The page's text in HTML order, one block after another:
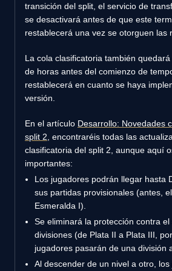
transición del split, el servicio de
se desactivará antes de que este
restablecerá una vez se otorguen las
La cola clasificatoria también
de horas antes del comienzo de
restablecerá en cuanto se haya
versión.
En el artículo Desarrollo: Novedades
split 2 , encontraréis todas las
clasificatoria del split 2, aunque aquí
importantes:
Los jugadores podrán llegar hasta
sus partidas provisionales (antes,
Esmeralda I).
Se eliminará la protección contra
divisiones (de Plata II a Plata III,
jugadores pasarán de una división
Al descender de un nivel a otro,